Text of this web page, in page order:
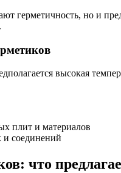
герметичность, но и
высокая
плит и материалов
и соединений
что